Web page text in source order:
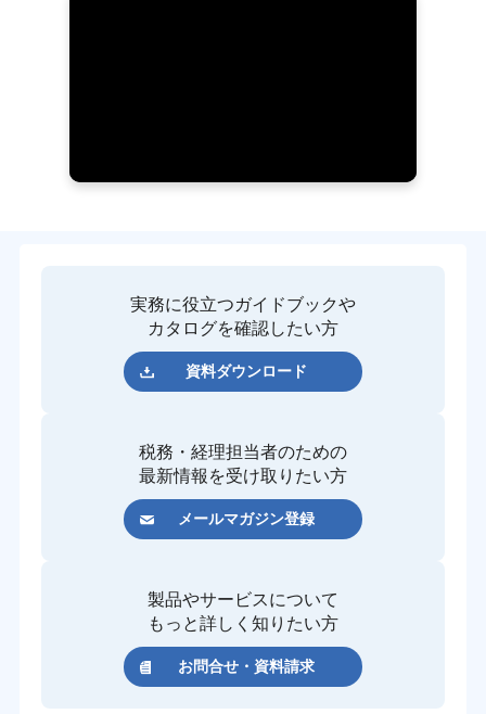
実務に役立つガイドブックや
カタログを確認したい方
資料ダウンロード
税務・経理担当者のための
最新情報を受け取りたい方
メールマガジン登録
製品やサービスについて
もっと詳しく知りたい方
お問合せ・資料請求